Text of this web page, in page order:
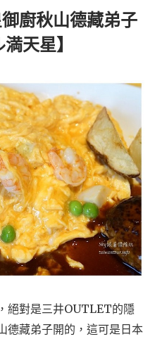
廚秋山德藏弟子
天星】
絕對是三井OUTLET的隱
德藏弟子開的，這可是日本